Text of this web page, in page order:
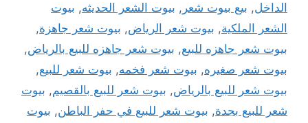
الداخل, بيع بيوت شعر , بيوت الشعر الحديثه, بيوت
الشعر الملكية, بيوت شعر الرياض, بيوت شعر جاهزة,
بيوت شعر جاهزه للبيع, بيوت شعر جاهزه للبيع بالرياض,
بيوت شعر صغيره, بيوت شعر فخمه, بيوت شعر للبيع,
بيوت شعر للبيع بالرياض, بيوت شعر للبيع بالقصيم, بيوت
شعر للبيع بجدة, بيوت شعر للبيع في حفر الباطن, بيوت